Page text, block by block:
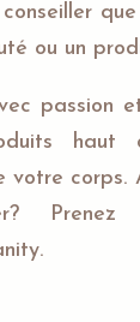
ou un
passion
haut
votre corps.
Prenez